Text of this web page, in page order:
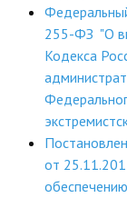
255-ФЗ "О
Кодекса
от